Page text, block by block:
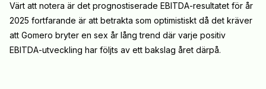
Värt att notera är det prognostiserade EBITDA-resultatet för år
2025 fortfarande är att betrakta som optimistiskt då det kräver
att Gomero bryter en sex år lång trend där varje positiv
EBITDA-utveckling har följts av ett bakslag året därpå.